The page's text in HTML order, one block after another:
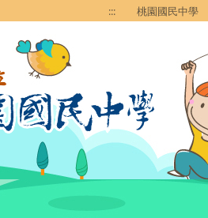
::: 桃園國民中學